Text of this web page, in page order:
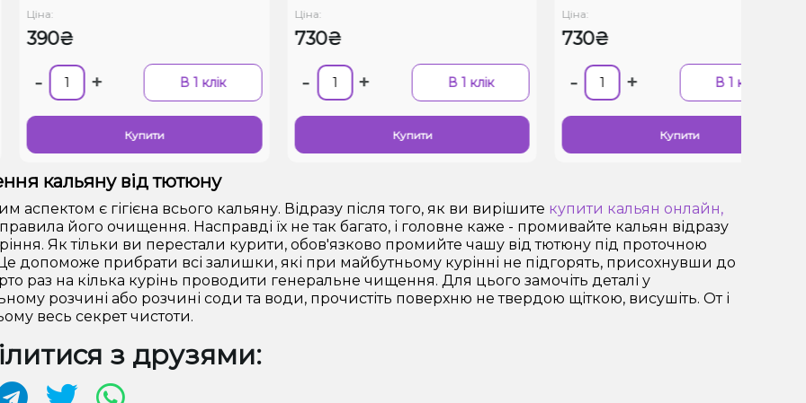
730₴ 730₴
кальяну від тютюну
аспектом є гігієна всього кальяну. Відразу після того, як ви вирішите купити кальян онлайн,
його очищення. Насправді їх не так багато, і головне каже - промивайте кальян відразу
Як тільки ви перестали курити, обов'язково промийте чашу від тютюну під проточною
допоможе прибрати всі залишки, які при майбутньому курінні не підгорять, присохнувши до
раз на кілька курінь проводити генеральне чищення. Для цього замочіть деталі у
розчині або розчині соди та води, прочистіть поверхню не твердою щіткою, висушіть. От і
весь секрет чистоти.
з друзями: